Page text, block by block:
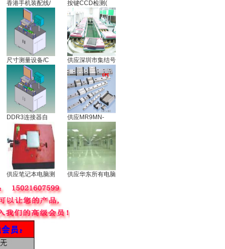
香港手机装配线/ 按键CCD检测(
尺寸测量设备/C 供应深圳市集结号
DDR3连接器自 供应MR9MN-
供应笔记本电脑测 供应华东所有电脑